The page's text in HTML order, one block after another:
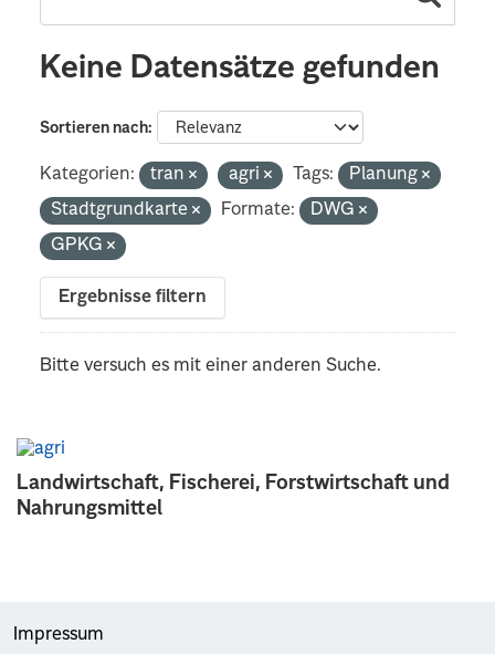
Landwirtschaft, Fischerei, Forstwirtschaft und
Nahrungsmittel
Keine Datensätze gefunden
Sortieren nach
Kategorien: tran agri Tags:
Planung
Stadtgrundkarte
Formate:
DWG
GPKG
Ergebnisse filtern
Bitte versuch es mit einer anderen Suche.
Impressum